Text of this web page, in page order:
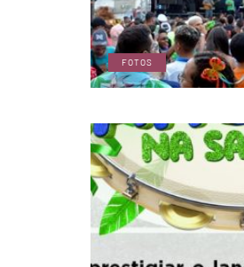
FOTOS